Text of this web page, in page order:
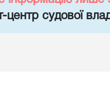
центр судової